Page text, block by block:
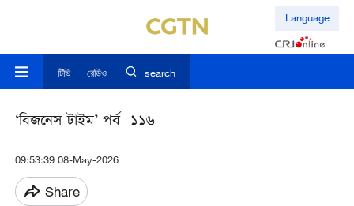
Language
টিভি রেডিও search
‘বিজনেস টাইম’ পর্ব- ১১৬
09:53:39 08-May-2026
Share